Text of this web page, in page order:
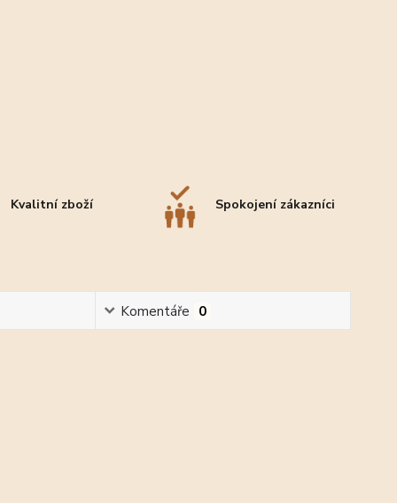
Kvalitní zboží Spokojení zákazníci
Komentáře 0